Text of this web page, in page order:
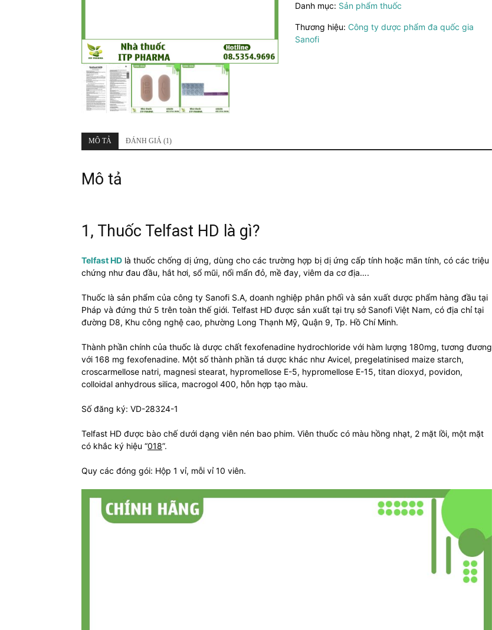
Thuốc
dị
ứng
Danh mục: Sản phẩm thuốc
Thương hiệu: Công ty dược phẩm đa quốc gia
Sanofi
MÔ TẢ ĐÁNH GIÁ (1)
Mô tả
1, Thuốc Telfast HD là gì?
Telfast HD là thuốc chống dị ứng, dùng cho các trường hợp bị dị ứng cấp tính hoặc mãn tính, có các triệu
chứng như đau đầu, hắt hơi, sổ mũi, nổi mẩn đỏ, mề đay, viêm da cơ địa….
Thuốc là sản phẩm của công ty Sanofi S.A, doanh nghiệp phân phối và sản xuất dược phẩm hàng đầu tại
Pháp và đứng thứ 5 trên toàn thế giới. Telfast HD được sản xuất tại trụ sở Sanofi Việt Nam, có địa chỉ tại
đường D8, Khu công nghệ cao, phường Long Thạnh Mỹ, Quận 9, Tp. Hồ Chí Minh.
Thành phần chính của thuốc là dược chất fexofenadine hydrochloride với hàm lượng 180mg, tương đương
với 168 mg fexofenadine. Một số thành phần tá dược khác như Avicel, pregelatinised maize starch,
croscarmellose natri, magnesi stearat, hypromellose E-5, hypromellose E-15, titan dioxyd, povidon,
colloidal anhydrous silica, macrogol 400, hỗn hợp tạo màu.
Số đăng ký: VD-28324-1
Telfast HD được bào chế dưới dạng viên nén bao phim. Viên thuốc có màu hồng nhạt, 2 mặt lồi, một mặt
có khắc ký hiệu “018”.
Quy các đóng gói: Hộp 1 vỉ, mỗi vỉ 10 viên.